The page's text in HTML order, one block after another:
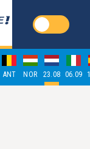
ANT NOR 23.08 06.09